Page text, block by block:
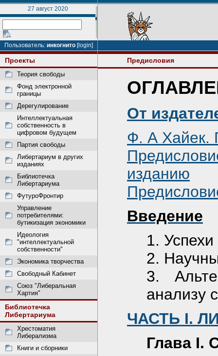
27 август 2020
Пользователь: инкогнито [login]
Проекты
Теория свободы
Фонд электронной
границы
Дерегулирование
Интеллектуальная
собственность в
цифровом будущем
Партия свободы
Либертариум в других
изданиях
Библиотечка
Либертариума
ФутуроФронтир
Управление
потребителями:
бутикизация экономики
Идеология
"интеллектуальной
собственности"
Экономика творчества
Свободный Кабинет
Союз "Либеральная
Хартия"
Библиотечка
Либертариума
Хрестоматия
Либерализма
Книги и сборники
Предисловия
От
Ф. А Хайек.
изданию
Введение
1.
2.
3.
анализу
ЧАСТЬ I.
Глава I.